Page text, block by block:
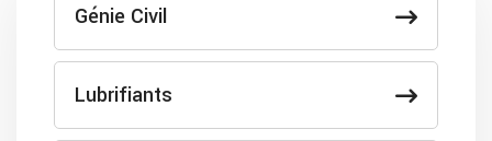
Génie Civil
Lubrifiants